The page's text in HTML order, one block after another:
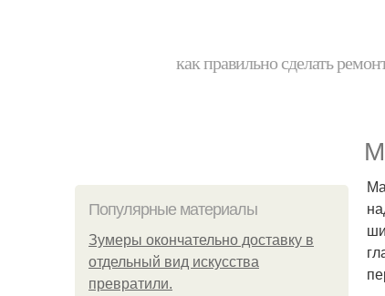
как правильно сделать
Популярные материалы
Зумеры окончательно доставку в
отдельный вид искусства
превратили.